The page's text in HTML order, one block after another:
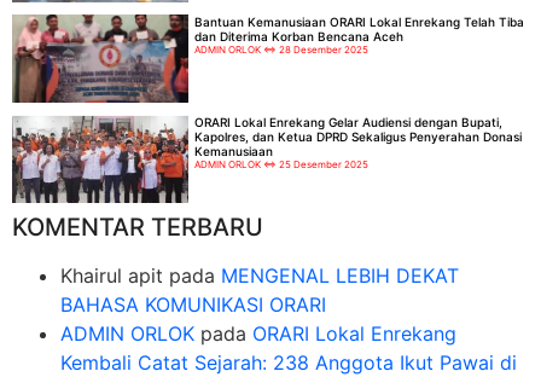
Bantuan Kemanusiaan ORARI Lokal Enrekang Telah Tiba
dan Diterima Korban Bencana Aceh
ADMIN ORLOK 28 Desember 2025
ORARI Lokal Enrekang Gelar Audiensi dengan Bupati,
Kapolres, dan Ketua DPRD Sekaligus Penyerahan Donasi
Kemanusiaan
ADMIN ORLOK 25 Desember 2025
KOMENTAR TERBARU
Khairul apit pada MENGENAL LEBIH DEKAT
BAHASA KOMUNIKASI ORARI
ADMIN ORLOK pada ORARI Lokal Enrekang
Kembali Catat Sejarah: 238 Anggota Ikut Pawai di